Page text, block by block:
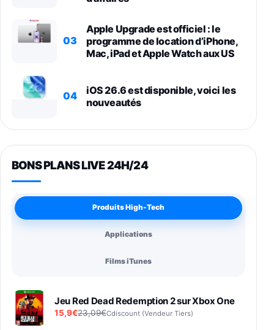
03
Apple Upgrade est officiel : le
programme de location d’iPhone,
Mac, iPad et Apple Watch aux US
04
iOS 26.6 est disponible, voici les
nouveautés
BONS PLANS LIVE 24H/24
Produits High-Tech
Applications
Films iTunes
Jeu Red Dead Redemption 2 sur Xbox One
15,9€23,09€Cdiscount (Vendeur Tiers)